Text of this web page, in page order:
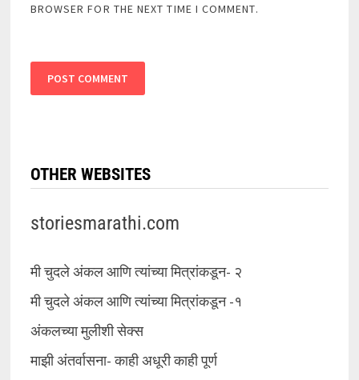
BROWSER FOR THE NEXT TIME I COMMENT.
OTHER WEBSITES
storiesmarathi.com
मी चुदले अंकल आणि त्यांच्या मित्रांकडून- २
मी चुदले अंकल आणि त्यांच्या मित्रांकडून -१
अंकलच्या मुलीशी सेक्स
माझी अंतर्वासना- काही अधूरी काही पूर्ण